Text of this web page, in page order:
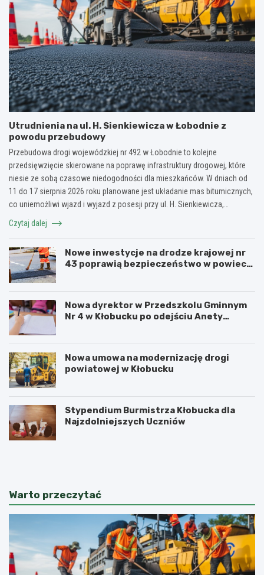
Utrudnienia na ul. H. Sienkiewicza w Łobodnie z
powodu przebudowy
Przebudowa drogi wojewódzkiej nr 492 w Łobodnie to kolejne
przedsięwzięcie skierowane na poprawę infrastruktury drogowej, które
niesie ze sobą czasowe niedogodności dla mieszkańców. W dniach od
11 do 17 sierpnia 2026 roku planowane jest układanie mas bitumicznych,
co uniemożliwi wjazd i wyjazd z posesji przy ul. H. Sienkiewicza,…
Czytaj dalej
Nowe inwestycje na drodze krajowej nr
43 poprawią bezpieczeństwo w powiecie
Nowa dyrektor w Przedszkolu Gminnym
Nr 4 w Kłobucku po odejściu Anety
Nowa umowa na modernizację drogi
powiatowej w Kłobucku
Stypendium Burmistrza Kłobucka dla
Najzdolniejszych Uczniów
K
c
k
i
F
s
t
K
c
c
y
s
n
i
Warto przeczytać